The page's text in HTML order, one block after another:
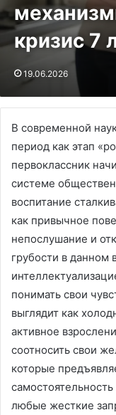
кризис 7
19.06.2026
В современной
период как этап
первоклассник
системе
воспитание
как привычное
непослушание и
грубости в данном
понимать свои
выглядит как
активное
соотносить свои
которые
любые жесткие